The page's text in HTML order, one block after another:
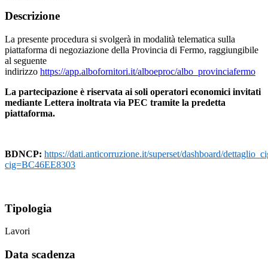
Descrizione
La presente procedura si svolgerà in modalità telematica sulla
piattaforma di negoziazione della Provincia di Fermo, raggiungibile
al seguente
indirizzo https://app.albofornitori.it/alboeproc/albo_provinciafermo
La partecipazione è riservata ai soli operatori economici invitati
mediante Lettera inoltrata via PEC tramite la predetta
piattaforma.
BDNCP: https://dati.anticorruzione.it/superset/dashboard/
cig=BC46EE8303
Tipologia
Lavori
Data scadenza